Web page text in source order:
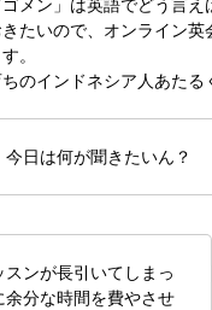
メン」は英語でどう言え
たいので、オンライン英
。
のインドネシア人あたる
今日は何が聞きたいん？
ンが長引いてしまっ
余分な時間を費やさせ